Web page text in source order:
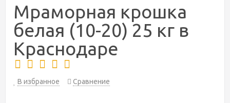
Мраморная крошка
белая (10-20) 25 кг в
Краснодаре
В избранное Сравнение